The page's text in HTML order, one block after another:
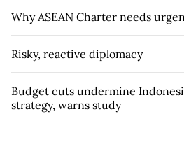
Why ASEAN Charter needs
Risky, reactive diplomacy
Budget cuts undermine
strategy, warns study